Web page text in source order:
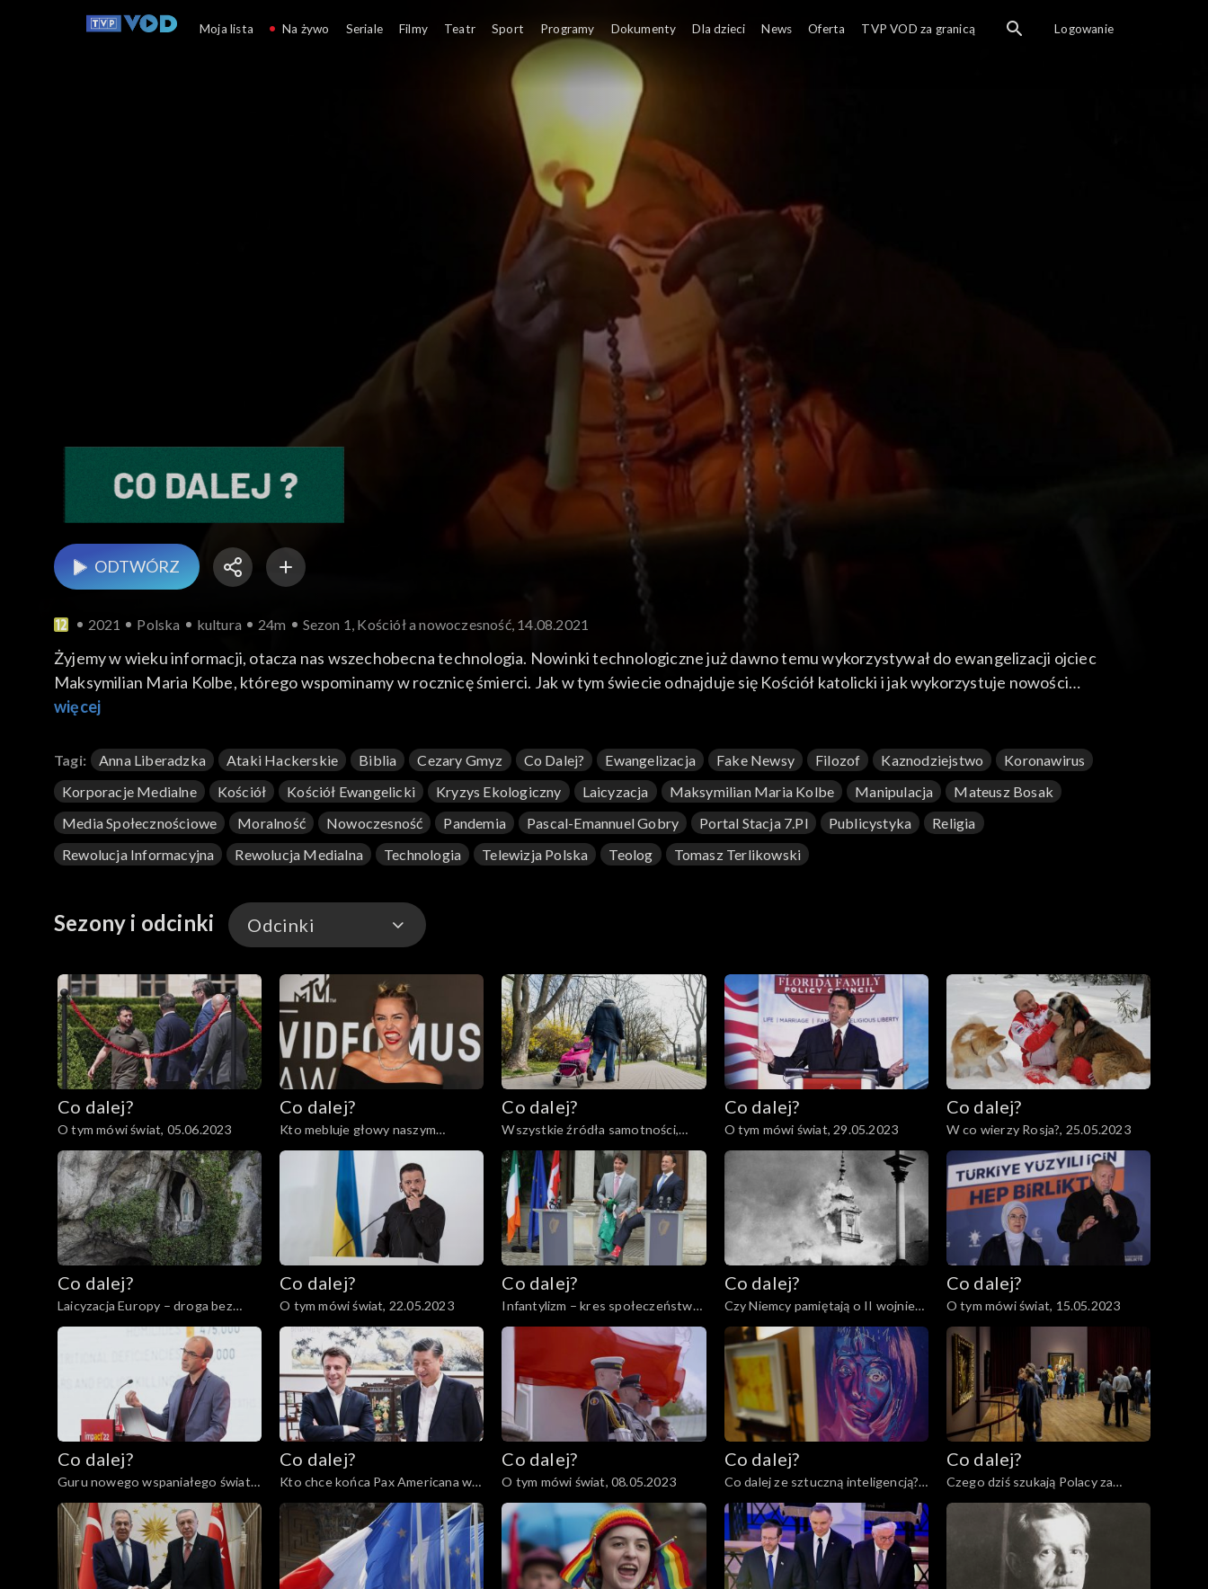
Co dalej?
ODTWÓRZ
2021 Polska kultura 24m Sezon 1, Kościół a nowoczesność, 14.08.2021
Żyjemy w wieku informacji, otacza nas wszechobecna technologia. Nowinki technologiczne już dawno temu wykorzystywał do ewangelizacji ojciec
Maksymilian Maria Kolbe, którego wspominamy w rocznicę śmierci. Jak w tym świecie odnajduje się Kościół katolicki i jak wykorzystuje nowości
techniczne? O tym rozmawiają Aneta Liberacka, redaktor naczelna portalu stacja7.pl oraz Tomasz Terlikowski, publicysta i filozof.
więcej
Tagi: Anna Liberadzka Ataki Hackerskie Biblia Cezary Gmyz Co Dalej? Ewangelizacja Fake Newsy Filozof Kaznodziejstwo
Koronawirus
Korporacje Medialne
Kościół Kościół Ewangelicki Kryzys Ekologiczny Laicyzacja Maksymilian Maria Kolbe Manipulacja
Mateusz Bosak
Media Społecznościowe
Moralność Nowoczesność Pandemia Pascal-Emannuel Gobry Portal Stacja 7.pl Publicystyka
Religia
Rewolucja Informacyjna
Rewolucja Medialna Technologia Telewizja Polska Teolog Tomasz Terlikowski
Sezony i odcinki Odcinki
Odcinki
Co dalej?
O tym mówi świat, 05.06.2023
Co dalej?
Kto mebluje głowy naszym
dzieciom?, 01.06.2023
Co dalej?
Wszystkie źródła samotności,
30.05.2023
Co dalej?
O tym mówi świat, 29.05.2023
Co dalej?
W co wierzy Rosja?, 25.05.2023
Co dalej?
Laicyzacja Europy – droga bez
powrotu?, 23.05.2023
Co dalej?
O tym mówi świat, 22.05.2023
Co dalej?
Infantylizm – kres społeczeństwa
obywatelskiego, 18.05.2023
Co dalej?
Czy Niemcy pamiętają o II wojnie
światowej?, 16.05.2023
Co dalej?
O tym mówi świat, 15.05.2023
Co dalej?
Guru nowego wspaniałego świata
czy grabarze człowieczeństwa?,
11.05.2023
Co dalej?
Kto chce końca Pax Americana w
Europie?, 09.05.2023
Co dalej?
O tym mówi świat, 08.05.2023
Co dalej?
Co dalej ze sztuczną inteligencją?,
04.05.2023
Co dalej?
Czego dziś szukają Polacy za
granicą?, 02.05.2023
Moja lista Na żywo Seriale Filmy Teatr Sport Programy Dokumenty Dla dzieci News Oferta TVP VOD za granicą Logowanie